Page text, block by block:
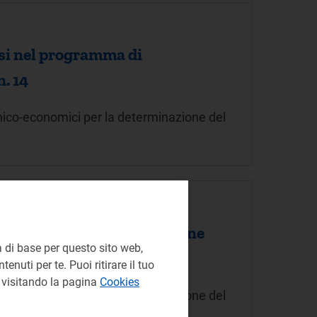
nel programma di
14
economici per la determinazione del
di massimizzazione
economici per la determinazione del
base per questo sito web,
per te. Puoi ritirare il tuo
la pagina Cookies